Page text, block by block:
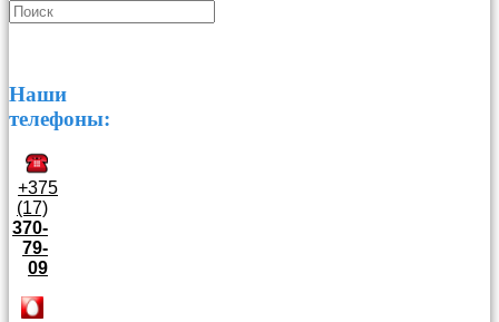
Наши
телефоны:
+375
(17)
370-
79-
09